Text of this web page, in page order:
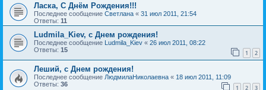
Ласка, С Днём Рождения!!!
Последнее сообщение Светлана « 31 июл 2011, 21:54
Ответы: 11
Ludmila_Kiev, с Днем рождения!
Последнее сообщение Ludmila_Kiev « 26 июл 2011, 08:22
Ответы: 15 1 2
Леший, с Днем рождения!
Последнее сообщение ЛюдмилаНиколаевна « 18 июл 2011, 11:09
Ответы: 36 1 2 3